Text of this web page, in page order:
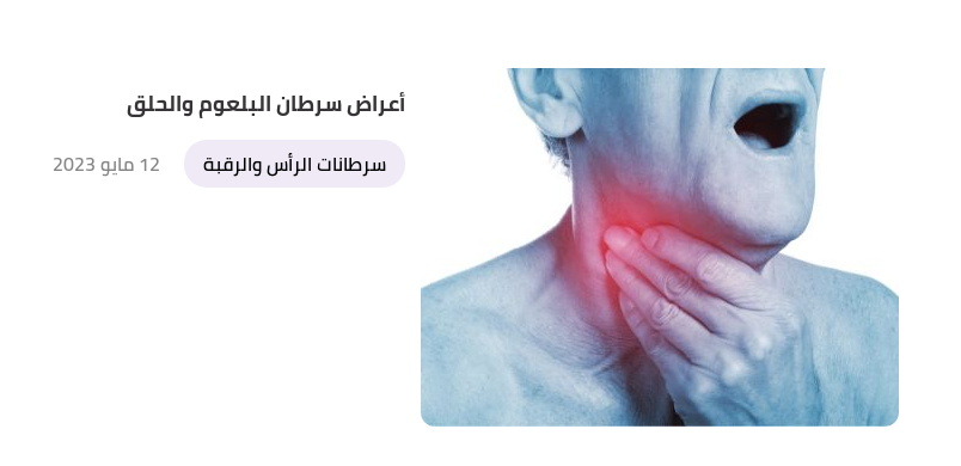
أعراض سرطان البلعوم والحلق
سرطانات الرأس والرقبة 12 مايو 2023